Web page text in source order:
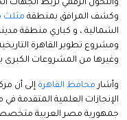
والتحول الرقمي لربط الجهات
وكشف المرافق بمنطقة مثلث
الشمالية ، و كباري منطقة
ومشروع تطوير القاهرة
وغيرها من المشروعات الكبرى
وأشار محافظ القاهرة إلى أن
الإنجازات العلمية المتقدمة
جمهورية مصر العربية